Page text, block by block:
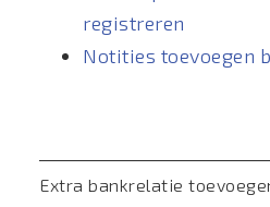
registreren
Notities toevoegen
Extra bankrelatie